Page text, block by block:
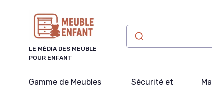
LE MÉDIA DES MEUBLE
POUR ENFANT
Gamme de Meubles
Sécurité et